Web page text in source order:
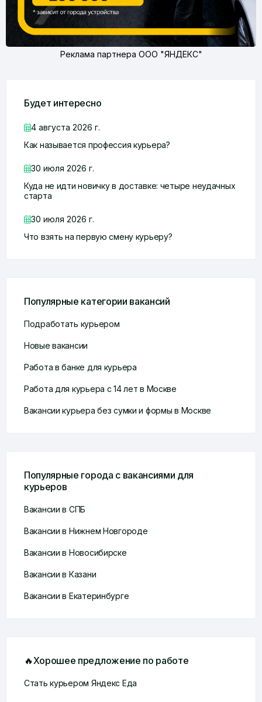
Реклама партнера ООО "ЯНДЕКС"
Будет интересно
4 августа 2026 г.
Как называется профессия курьера?
30 июля 2026 г.
Куда не идти новичку в доставке: четыре неудачных
старта
30 июля 2026 г.
Что взять на первую смену курьеру?
Популярные категории вакансий
Подработать курьером
Новые вакансии
Работа в банке для курьера
Работа для курьера с 14 лет в Москве
Вакансии курьера без сумки и формы в Москве
Популярные города с вакансиями для
курьеров
Вакансии в СПБ
Вакансии в Нижнем Новгороде
Вакансии в Новосибирске
Вакансии в Казани
Вакансии в Екатеринбурге
🔥Хорошее предложение по работе
Стать курьером Яндекс Еда